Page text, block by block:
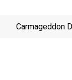
Carmageddon